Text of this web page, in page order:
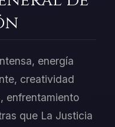
energía
creatividad
enfrentamiento
que La Justicia